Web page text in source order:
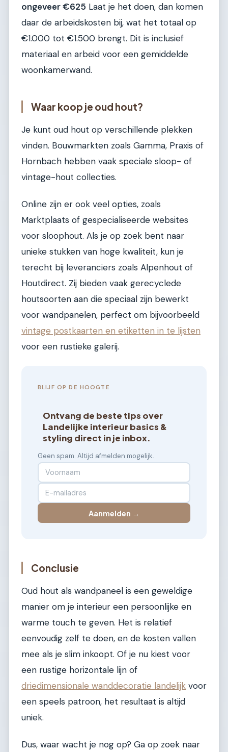
ongeveer €625 Laat je het doen, dan komen
daar de arbeidskosten bij, wat het totaal op
€1.000 tot €1.500 brengt. Dit is inclusief
materiaal en arbeid voor een gemiddelde
woonkamerwand.
Waar koop je oud hout?
Je kunt oud hout op verschillende plekken
vinden. Bouwmarkten zoals Gamma, Praxis of
Hornbach hebben vaak speciale sloop- of
vintage-hout collecties.
Online zijn er ook veel opties, zoals
Marktplaats of gespecialiseerde websites
voor sloophout. Als je op zoek bent naar
unieke stukken van hoge kwaliteit, kun je
terecht bij leveranciers zoals Alpenhout of
Houtdirect. Zij bieden vaak gerecyclede
houtsoorten aan die speciaal zijn bewerkt
voor wandpanelen, perfect om bijvoorbeeld
vintage postkaarten en etiketten in te lijsten
voor een rustieke galerij.
BLIJF OP DE HOOGTE
Ontvang de beste tips over
Landelijke interieur basics &
styling direct in je inbox.
Geen spam. Altijd afmelden mogelijk.
Aanmelden →
Conclusie
Oud hout als wandpaneel is een geweldige
manier om je interieur een persoonlijke en
warme touch te geven. Het is relatief
eenvoudig zelf te doen, en de kosten vallen
mee als je slim inkoopt. Of je nu kiest voor
een rustige horizontale lijn of
driedimensionale wanddecoratie landelijk voor
een speels patroon, het resultaat is altijd
uniek.
Dus, waar wacht je nog op? Ga op zoek naar